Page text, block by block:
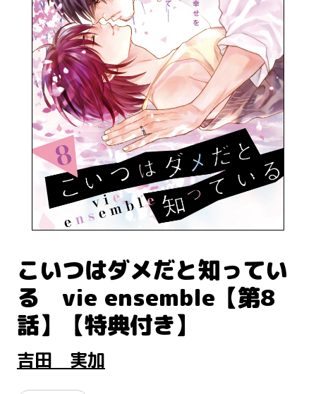
こいつはダメだと知ってい
る vie ensemble【第8
話】【特典付き】
吉田 実加